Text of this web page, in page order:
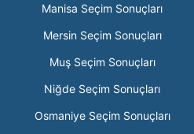
Manisa Seçim Sonuçları
Mersin Seçim Sonuçları
Muş Seçim Sonuçları
Niğde Seçim Sonuçları
Osmaniye Seçim Sonuçları